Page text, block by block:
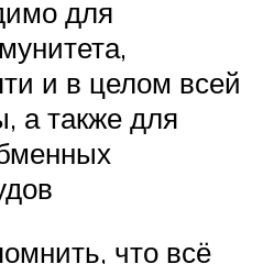
для
и в целом всей
а также для
что всё